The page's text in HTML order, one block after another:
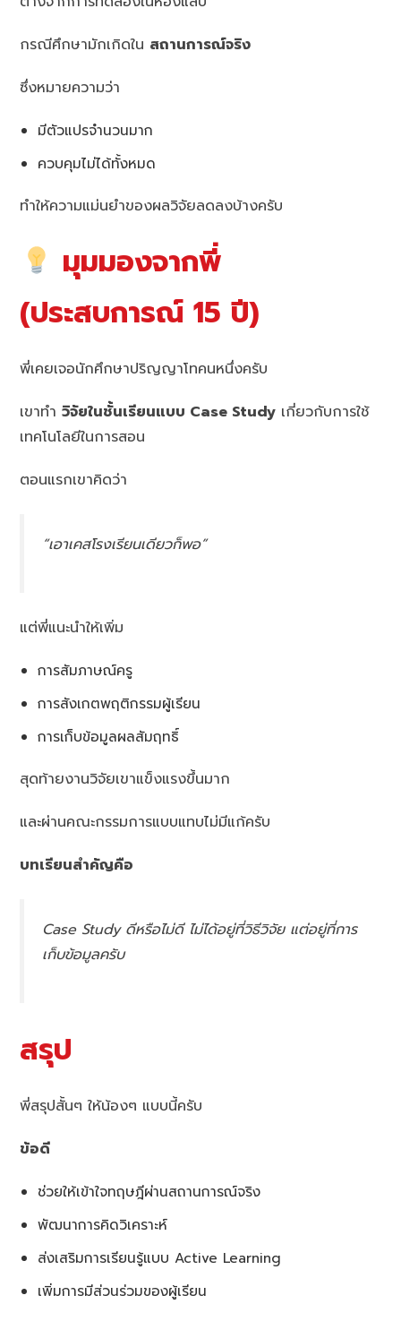
กรณีศึกษามักเกิดใน สถานการณ์จริง
ซึ่งหมายความว่า
มีตัวแปรจำนวนมาก
ควบคุมไม่ได้ทั้งหมด
ทำให้ความแม่นยำของผลวิจัยลดลงบ้างครับ
มุมมองจากพี่
(ประสบการณ์ 15 ปี)
พี่เคยเจอนักศึกษาปริญญาโทคนหนึ่งครับ
เขาทำวิจัยในชั้นเรียนแบบ Case Study เกี่ยวกับการใช้
เทคโนโลยีในการสอน
ตอนแรกเขาคิดว่า
“เอาเคสโรงเรียนเดียวก็พอ”
แต่พี่แนะนำให้เพิ่ม
การสัมภาษณ์ครู
การสังเกตพฤติกรรมผู้เรียน
การเก็บข้อมูลผลสัมฤทธิ์
สุดท้ายงานวิจัยเขาแข็งแรงขึ้นมาก
และผ่านคณะกรรมการแบบแทบไม่มีแก้ครับ
บทเรียนสำคัญคือ
Case Study ดีหรือไม่ดี ไม่ได้อยู่ที่วิธีวิจัย แต่อยู่ที่การ
เก็บข้อมูลครับ
สรุป
พี่สรุปสั้นๆ ให้น้องๆ แบบนี้ครับ
ข้อดี
ช่วยให้เข้าใจทฤษฎีผ่านสถานการณ์จริง
พัฒนาการคิดวิเคราะห์
ส่งเสริมการเรียนรู้แบบ Active Learning
เพิ่มการมีส่วนร่วมของผู้เรียน